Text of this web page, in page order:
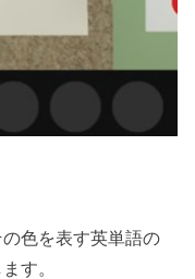
色を表す英単語の
す。